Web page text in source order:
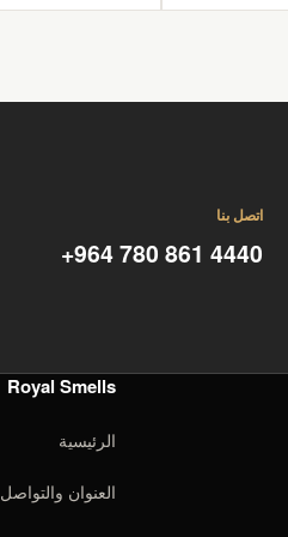
اتصل بنا
+964 780 861 4440
Royal Smells
الرئيسية
العنوان والتواصل